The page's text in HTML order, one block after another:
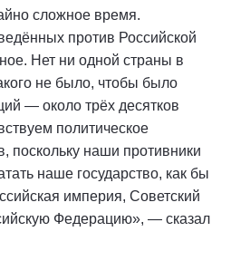
сложное время.
против Российской
Нет ни одной страны в
не было, чтобы было
— около трёх десятков
политическое
поскольку наши противники
наше государство, как бы
империя, Советский
Федерацию», — сказал